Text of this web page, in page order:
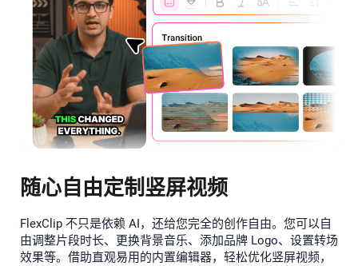
随心自由定制竖屏视频
FlexClip 不只是依赖 AI，还给您完全的创作自由。您可以自
由调整片段时长、更换背景音乐、添加品牌 Logo、设置转场
效果等。借助直观易用的内置编辑器，轻松优化竖屏视频，